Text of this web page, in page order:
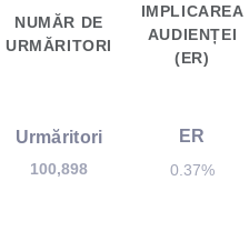
NUMĂR DE
URMĂRITORI
IMPLICAREA
AUDIENȚEI
(ER)
Urmăritori
100,898
ER
0.37%